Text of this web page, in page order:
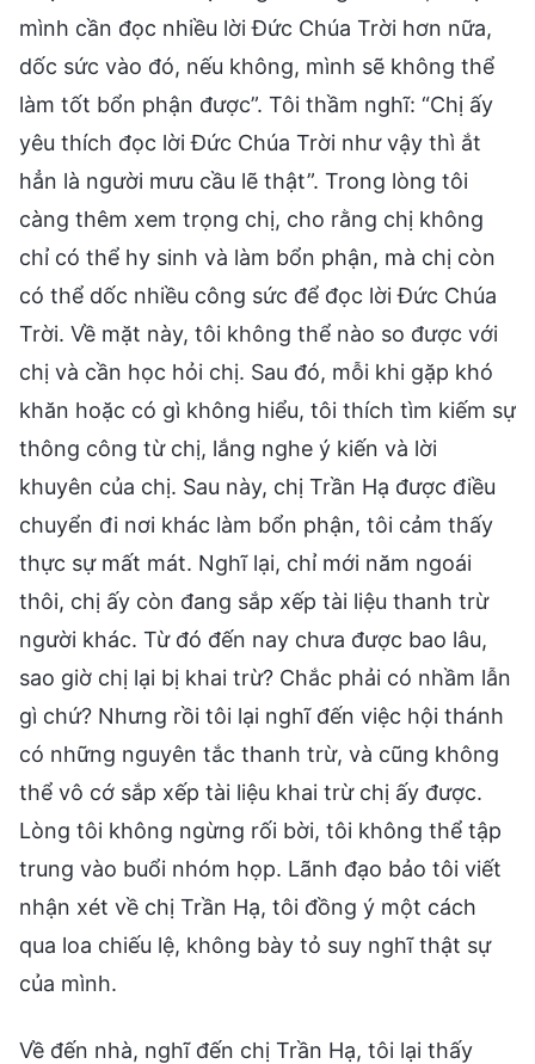
mình cần đọc nhiều lời Đức Chúa Trời hơn nữa,
dốc sức vào đó, nếu không, mình sẽ không thể
làm tốt bổn phận được”. Tôi thầm nghĩ: “Chị ấy
yêu thích đọc lời Đức Chúa Trời như vậy thì ắt
hẳn là người mưu cầu lẽ thật”. Trong lòng tôi
càng thêm xem trọng chị, cho rằng chị không
chỉ có thể hy sinh và làm bổn phận, mà chị còn
có thể dốc nhiều công sức để đọc lời Đức Chúa
Trời. Về mặt này, tôi không thể nào so được với
chị và cần học hỏi chị. Sau đó, mỗi khi gặp khó
khăn hoặc có gì không hiểu, tôi thích tìm kiếm sự
thông công từ chị, lắng nghe ý kiến và lời
khuyên của chị. Sau này, chị Trần Hạ được điều
chuyển đi nơi khác làm bổn phận, tôi cảm thấy
thực sự mất mát. Nghĩ lại, chỉ mới năm ngoái
thôi, chị ấy còn đang sắp xếp tài liệu thanh trừ
người khác. Từ đó đến nay chưa được bao lâu,
sao giờ chị lại bị khai trừ? Chắc phải có nhầm lẫn
gì chứ? Nhưng rồi tôi lại nghĩ đến việc hội thánh
có những nguyên tắc thanh trừ, và cũng không
thể vô cớ sắp xếp tài liệu khai trừ chị ấy được.
Lòng tôi không ngừng rối bời, tôi không thể tập
trung vào buổi nhóm họp. Lãnh đạo bảo tôi viết
nhận xét về chị Trần Hạ, tôi đồng ý một cách
qua loa chiếu lệ, không bày tỏ suy nghĩ thật sự
của mình.
Về đến nhà, nghĩ đến chị Trần Hạ, tôi lại thấy